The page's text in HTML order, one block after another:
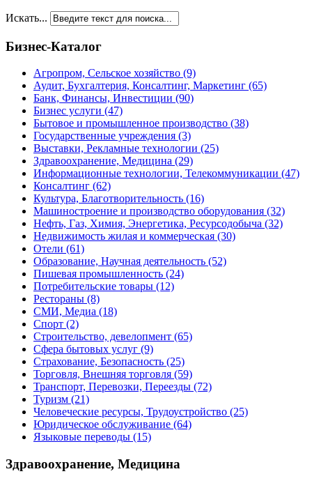
Искать...
Бизнес-Каталог
Агропром, Сельское хозяйство (9)
Аудит, Бухгалтерия, Консалтинг, Маркетинг (65)
Банк, Финансы, Инвестиции (90)
Бизнес услуги (47)
Бытовое и промышленное производство (38)
Государственные учреждения (3)
Выставки, Рекламные технологии (25)
Здравоохранение, Медицина (29)
Информационные технологии, Телекоммуникации (47)
Консалтинг (62)
Культура, Благотворительность (16)
Машиностроение и производство оборудования (32)
Нефть, Газ, Химия, Энергетика, Ресурсодобыча (32)
Недвижимость жилая и коммерческая (30)
Отели (61)
Образование, Научная деятельность (52)
Пишевая промышленность (24)
Потребительские товары (12)
Рестораны (8)
СМИ, Медиа (18)
Спорт (2)
Строительство, девелопмент (65)
Сфера бытовых услуг (9)
Страхование, Безопасность (25)
Торговля, Внешняя торговля (59)
Транспорт, Перевозки, Переезды (72)
Туризм (21)
Человеческие ресурсы, Трудоустройство (25)
Юридическое обслуживание (64)
Языковые переводы (15)
Здравоохранение, Медицина